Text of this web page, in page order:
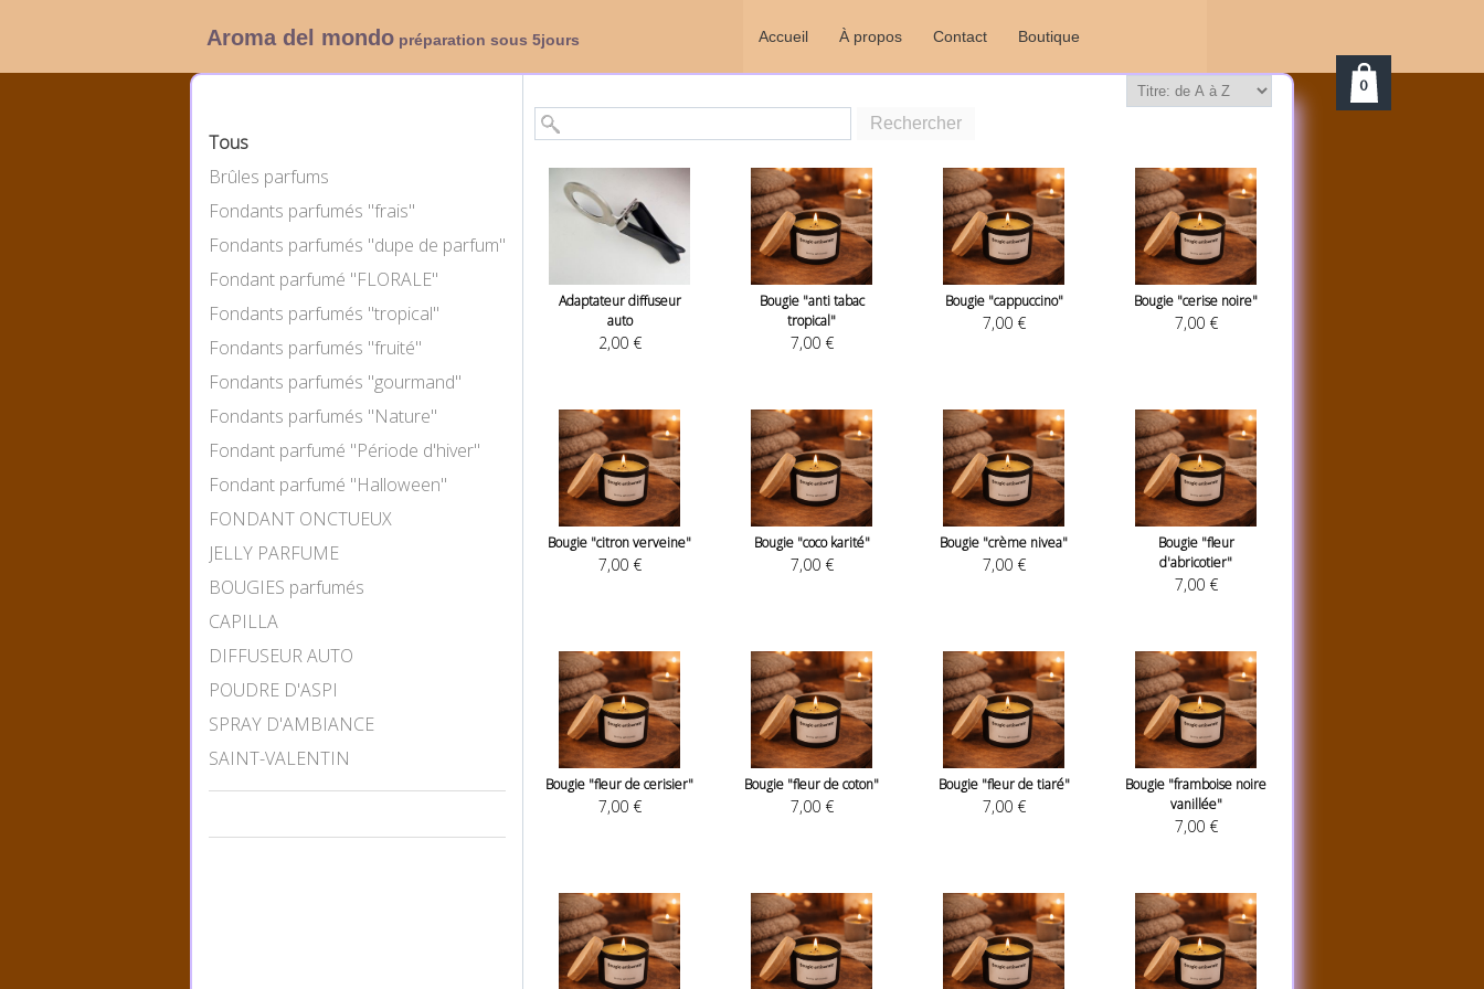
Aroma del mondo préparation sous 5jours Accueil À propos Contact Boutique
Tous
Brûles parfums
Fondants parfumés "frais"
Fondants parfumés "dupe de parfum"
Fondant parfumé "FLORALE"
Fondants parfumés "tropical"
Fondants parfumés "fruité"
Fondants parfumés "gourmand"
Fondants parfumés "Nature"
Fondant parfumé "Période d'hiver"
Fondant parfumé "Halloween"
FONDANT ONCTUEUX
JELLY PARFUME
BOUGIES parfumés
CAPILLA
DIFFUSEUR AUTO
POUDRE D'ASPI
SPRAY D'AMBIANCE
SAINT-VALENTIN
Rechercher
Adaptateur diffuseur
auto
2,00 €
Bougie "anti tabac
tropical"
7,00 €
Bougie "cappuccino"
7,00 €
Bougie "cerise noire"
7,00 €
Bougie "citron verveine"
7,00 €
Bougie "coco karité"
7,00 €
Bougie "crème nivea"
7,00 €
Bougie "fleur
d'abricotier"
7,00 €
Bougie "fleur de cerisier"
7,00 €
Bougie "fleur de coton"
7,00 €
Bougie "fleur de tiaré"
7,00 €
Bougie "framboise noire
vanillée"
7,00 €
0